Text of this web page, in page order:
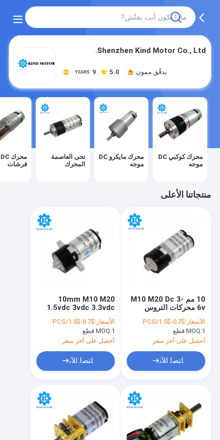
Shenzhen Kind Motor Co., Ltd.
9
YEARS 5.0 يدقّق ممون
محرك كوكبي DC
موجه
محرك مايكرو DC
موجه
نحى العاصمة
المحرك
فرشات
منتجاتنا الأعلى
10mm M10 M20
1.5vdc 3vdc 3.3vdc
محرك تخفيض التروس
الكوكبية
الأسعار:$0.7-$1.5/PCS
MOQ:1 قطع
أحصل على آخر سعر
ﺎﺘﺼﻟ ﺍﻶﻧ
10 مم M10 M20 Dc 3-
6v محركات التروس
الفرشاة المعدنية
الأسعار:$0.7-$1.5/PCS
MOQ:1 قطع
أحصل على آخر سعر
ﺎﺘﺼﻟ ﺍﻶﻧ